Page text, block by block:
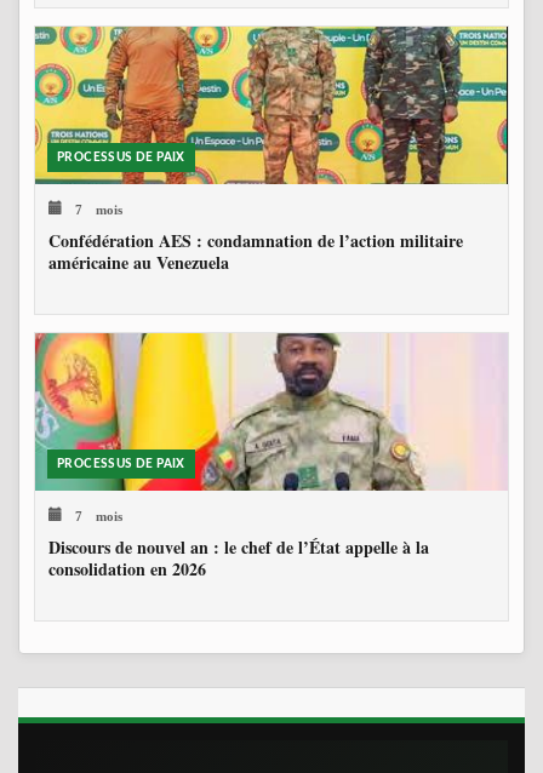
PROCESSUS DE PAIX
7 mois
Confédération AES : condamnation de l’action militaire
américaine au Venezuela
PROCESSUS DE PAIX
7 mois
Discours de nouvel an : le chef de l’État appelle à la
consolidation en 2026